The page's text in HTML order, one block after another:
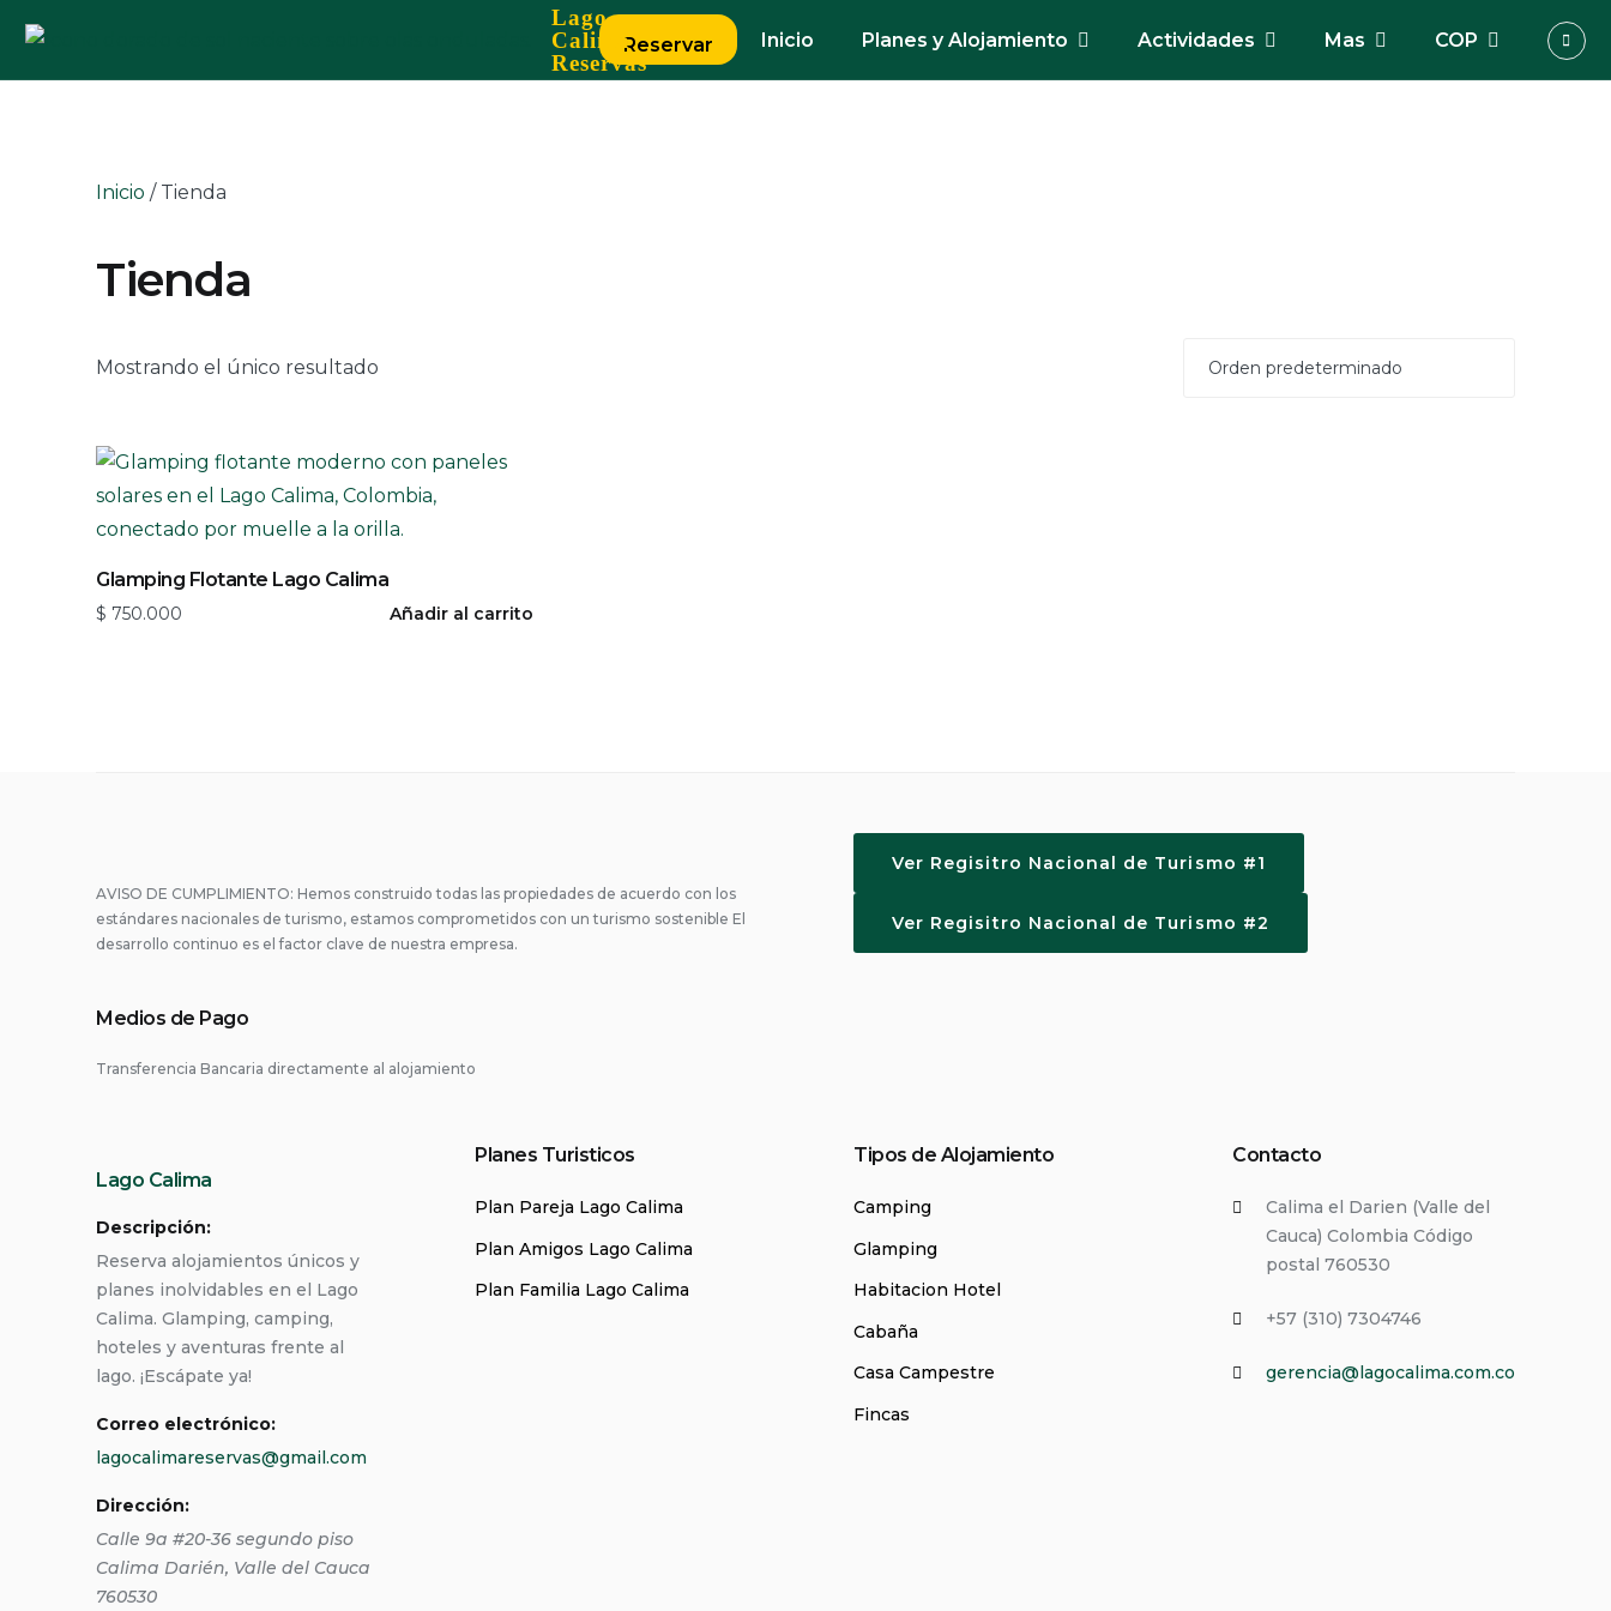
content
Lago
Calima
Reservas
Reservar Inicio Planes y Alojamiento Actividades Mas COP
Inicio / Tienda
Tienda
Mostrando el único resultado
Glamping Flotante Lago Calima
$ 750.000 Añadir al carrito
AVISO DE CUMPLIMIENTO: Hemos construido todas las propiedades de acuerdo con los
estándares nacionales de turismo, estamos comprometidos con un turismo sostenible El
desarrollo continuo es el factor clave de nuestra empresa.
Medios de Pago
Transferencia Bancaria directamente al alojamiento
Ver Regisitro Nacional de Turismo #1
Ver Regisitro Nacional de Turismo #2
Lago Calima
Descripción:
Reserva alojamientos únicos y
planes inolvidables en el Lago
Calima. Glamping, camping,
hoteles y aventuras frente al
lago. ¡Escápate ya!
Correo electrónico:
lagocalimareservas@gmail.com
Dirección:
Calle 9a #20-36 segundo piso
Calima Darién, Valle del Cauca
760530
Planes Turisticos
Plan Pareja Lago Calima
Plan Amigos Lago Calima
Plan Familia Lago Calima
Tipos de Alojamiento
Camping
Glamping
Habitacion Hotel
Cabaña
Casa Campestre
Fincas
Contacto
Calima el Darien (Valle del
Cauca) Colombia Código
postal 760530
+57 (310) 7304746
gerencia@lagocalima.com.co